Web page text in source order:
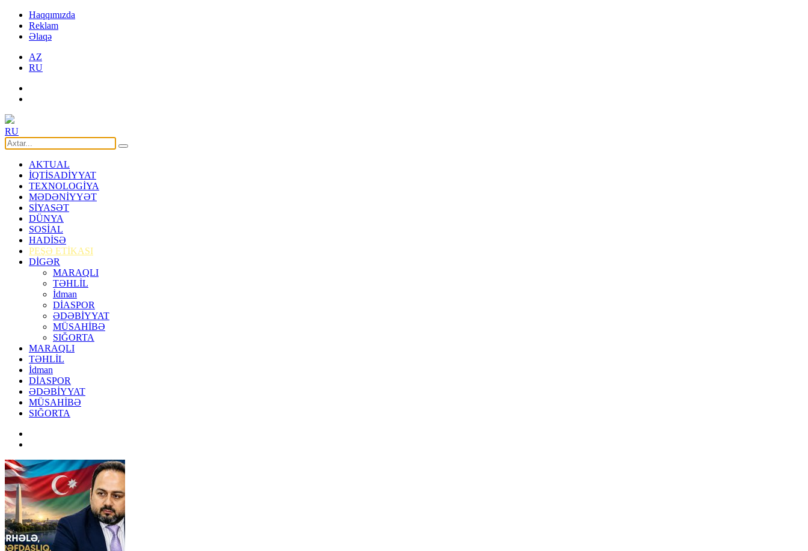
Haqqımızda
Reklam
Əlaqə
AZ
RU
RU
AKTUAL
İQTİSADİYYAT
TEXNOLOGİYA
MƏDƏNİYYƏT
SİYASƏT
DÜNYA
SOSİAL
HADİSƏ
PEŞƏ ETİKASI
DİGƏR
MARAQLI
TƏHLİL
İdman
DİASPOR
ƏDƏBİYYAT
MÜSAHİBƏ
SIĞORTA
MARAQLI
TƏHLİL
İdman
DİASPOR
ƏDƏBİYYAT
MÜSAHİBƏ
SIĞORTA